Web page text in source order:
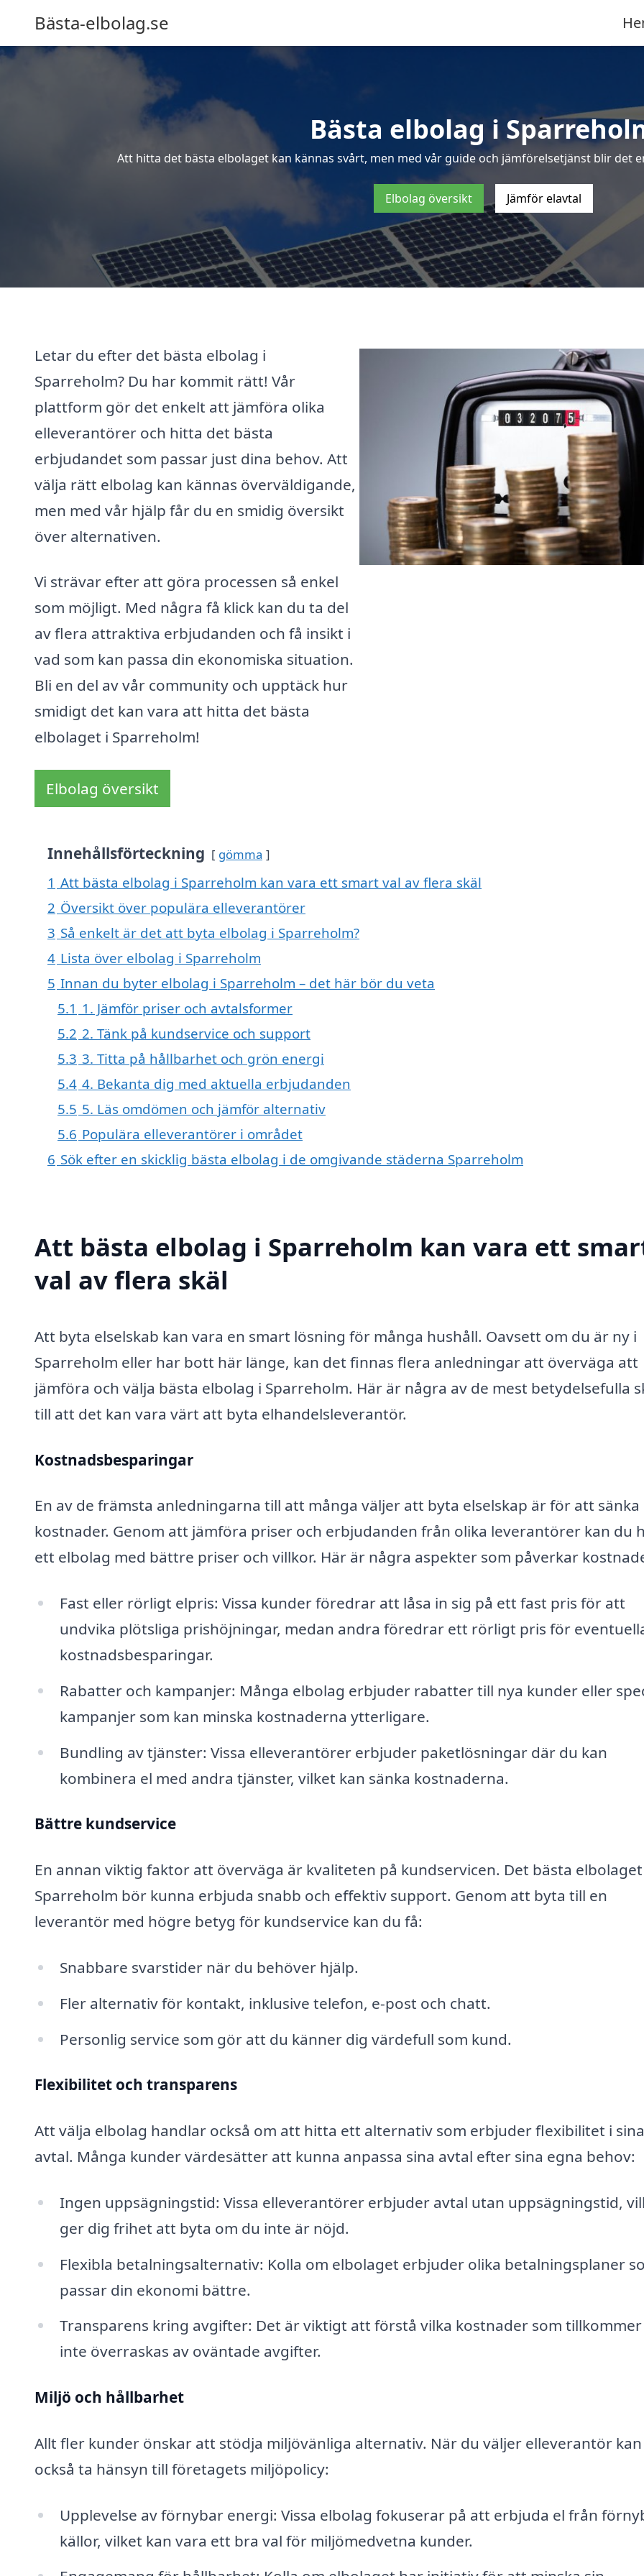
Bästa-elbolag.se
Bästa elbolag i
Att hitta det bästa elbolaget kan kännas svårt, men med vår guide och jämförelsetjänst blir det
Elbolag översikt Jämför elavtal
Letar du efter det bästa elbolag i
Sparreholm? Du har kommit rätt! Vår
plattform gör det enkelt att jämföra olika
elleverantörer och hitta det bästa
erbjudandet som passar just dina behov. Att
välja rätt elbolag kan kännas överväldigande,
men med vår hjälp får du en smidig översikt
över alternativen.
Vi strävar efter att göra processen så enkel
som möjligt. Med några få klick kan du ta del
av flera attraktiva erbjudanden och få insikt i
vad som kan passa din ekonomiska situation.
Bli en del av vår community och upptäck hur
smidigt det kan vara att hitta det bästa
elbolaget i Sparreholm!
Elbolag översikt
Innehållsförteckning gömma
1 Att bästa elbolag i Sparreholm kan vara ett smart val av flera skäl
2 Översikt över populära elleverantörer
3 Så enkelt är det att byta elbolag i Sparreholm?
4 Lista över elbolag i Sparreholm
5 Innan du byter elbolag i Sparreholm – det här bör du veta
5.1 1. Jämför priser och avtalsformer
5.2 2. Tänk på kundservice och support
5.3 3. Titta på hållbarhet och grön energi
5.4 4. Bekanta dig med aktuella erbjudanden
5.5 5. Läs omdömen och jämför alternativ
5.6 Populära elleverantörer i området
6 Sök efter en skicklig bästa elbolag i de omgivande städerna Sparreholm
Att bästa elbolag i Sparreholm kan vara ett
val av flera skäl
Att byta elselskab kan vara en smart lösning för många hushåll. Oavsett om du är ny i
Sparreholm eller har bott här länge, kan det finnas flera anledningar att överväga att
jämföra och välja bästa elbolag i Sparreholm. Här är några av de mest betydelsefulla
till att det kan vara värt att byta elhandelsleverantör.
Kostnadsbesparingar
En av de främsta anledningarna till att många väljer att byta elselskap är för att sänka
kostnader. Genom att jämföra priser och erbjudanden från olika leverantörer kan du
ett elbolag med bättre priser och villkor. Här är några aspekter som påverkar
Fast eller rörligt elpris: Vissa kunder föredrar att låsa in sig på ett fast pris för att
undvika plötsliga prishöjningar, medan andra föredrar ett rörligt pris för
kostnadsbesparingar.
Rabatter och kampanjer: Många elbolag erbjuder rabatter till nya kunder eller
kampanjer som kan minska kostnaderna ytterligare.
Bundling av tjänster: Vissa elleverantörer erbjuder paketlösningar där du kan
kombinera el med andra tjänster, vilket kan sänka kostnaderna.
Bättre kundservice
En annan viktig faktor att överväga är kvaliteten på kundservicen. Det bästa
Sparreholm bör kunna erbjuda snabb och effektiv support. Genom att byta till en
leverantör med högre betyg för kundservice kan du få:
Snabbare svarstider när du behöver hjälp.
Fler alternativ för kontakt, inklusive telefon, e-post och chatt.
Personlig service som gör att du känner dig värdefull som kund.
Flexibilitet och transparens
Att välja elbolag handlar också om att hitta ett alternativ som erbjuder flexibilitet i sina
avtal. Många kunder värdesätter att kunna anpassa sina avtal efter sina egna behov:
Ingen uppsägningstid: Vissa elleverantörer erbjuder avtal utan uppsägningstid,
ger dig frihet att byta om du inte är nöjd.
Flexibla betalningsalternativ: Kolla om elbolaget erbjuder olika betalningsplaner
passar din ekonomi bättre.
Transparens kring avgifter: Det är viktigt att förstå vilka kostnader som tillkommer
inte överraskas av oväntade avgifter.
Miljö och hållbarhet
Allt fler kunder önskar att stödja miljövänliga alternativ. När du väljer elleverantör
också ta hänsyn till företagets miljöpolicy:
Upplevelse av förnybar energi: Vissa elbolag fokuserar på att erbjuda el från
källor, vilket kan vara ett bra val för miljömedvetna kunder.